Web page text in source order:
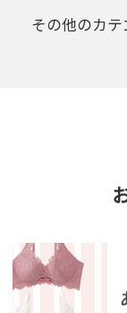
その他のカテ